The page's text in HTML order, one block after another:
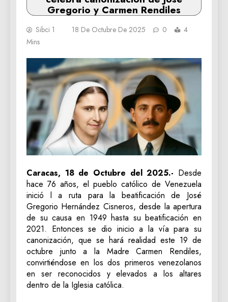
Gregorio y Carmen Rendiles
Sibci 1 18 De Octubre De 2025 0
4
Mins
Caracas, 18 de Octubre del 2025.- Desde
hace 76 años, el pueblo católico de Venezuela
inició l a ruta para la beatificación de José
Gregorio Hernández Cisneros, desde la apertura
de su causa en 1949 hasta su beatificación en
2021. Entonces se dio inicio a la vía para su
canonización, que se hará realidad este 19 de
octubre junto a la Madre Carmen Rendiles,
convirtiéndose en los dos primeros venezolanos
en ser reconocidos y elevados a los altares
dentro de la Iglesia católica.